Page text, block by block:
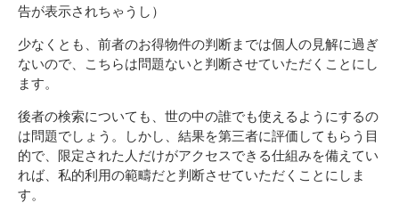
告が表示されちゃうし）
少なくとも、前者のお得物件の判断までは個人の見解に過ぎ
ないので、こちらは問題ないと判断させていただくことにし
ます。
後者の検索についても、世の中の誰でも使えるようにするの
は問題でしょう。しかし、結果を第三者に評価してもらう目
的で、限定された人だけがアクセスできる仕組みを備えてい
れば、私的利用の範疇だと判断させていただくことにしま
す。